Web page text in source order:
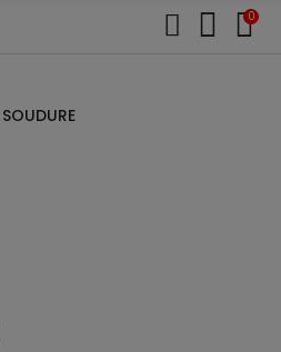
0
SOUDURE